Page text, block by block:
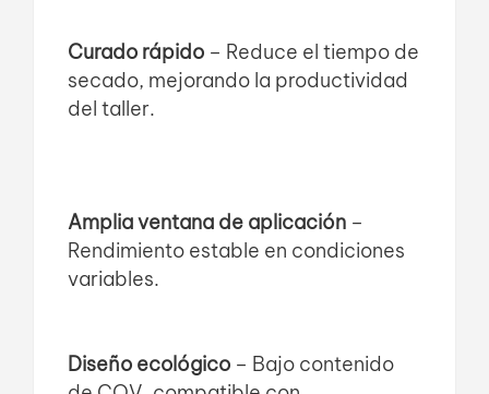
Curado rápido– Reduce el tiempo de
secado, mejorando la productividad
del taller.
Amplia ventana de aplicación–
Rendimiento estable en condiciones
variables.
Diseño ecológico– Bajo contenido